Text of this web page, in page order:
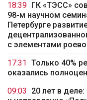
18:39
ГК «ТЭСС»
98-м научном
Петербурге
с элементами
17:31
Только 40%
оказались
09:03
20 лет в